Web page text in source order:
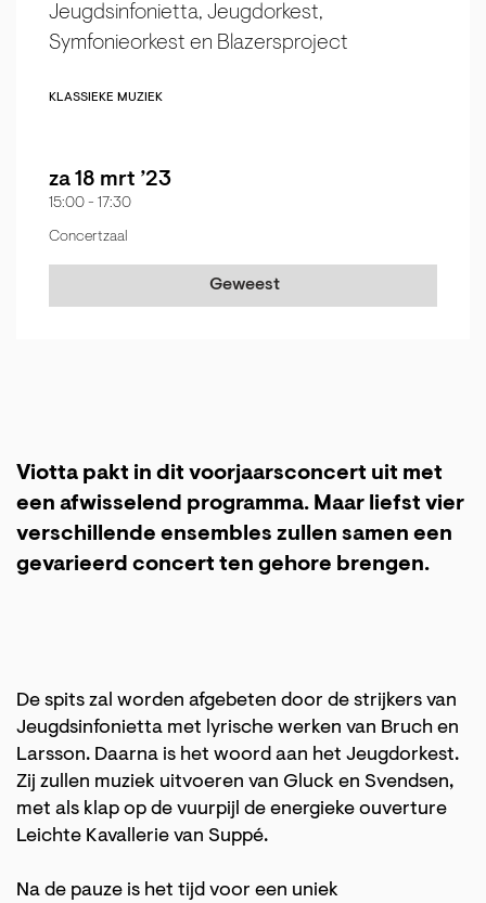
Jeugdsinfonietta, Jeugdorkest,
Symfonieorkest en Blazersproject
KLASSIEKE MUZIEK
za 18 mrt ’23
15:00 - 17:30
Concertzaal
Geweest
Viotta pakt in dit voorjaarsconcert uit met
een afwisselend programma. Maar liefst vier
verschillende ensembles zullen samen een
gevarieerd concert ten gehore brengen.
De spits zal worden afgebeten door de strijkers van
Jeugdsinfonietta met lyrische werken van Bruch en
Larsson. Daarna is het woord aan het Jeugdorkest.
Zij zullen muziek uitvoeren van Gluck en Svendsen,
met als klap op de vuurpijl de energieke ouverture
Leichte Kavallerie van Suppé.
Na de pauze is het tijd voor een uniek